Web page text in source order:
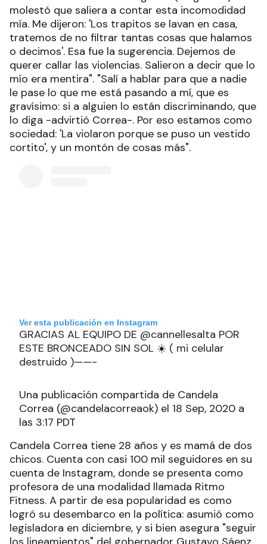
molestó que saliera a contar esta incomodidad
mía. Me dijeron: 'Los trapitos se lavan en casa,
tratemos de no filtrar tantas cosas que halamos
o decimos'. Esa fue la sugerencia. Dejemos de
querer callar las violencias. Salieron a decir que lo
mío era mentira". "Salí a hablar para que a nadie
le pase lo que me está pasando a mí, que es
gravísimo: si a alguien lo están discriminando, que
lo diga -advirtió Correa-. Por eso estamos como
sociedad: 'La violaron porque se puso un vestido
cortito', y un montón de cosas más".
Ver esta publicación en Instagram
GRACIAS AL EQUIPO DE @cannellesalta POR
ESTE BRONCEADO SIN SOL ☀️ ( mi celular
destruido )——-
Una publicación compartida de Candela
Correa (@candelacorreaok) el 18 Sep, 2020 a
las 3:17 PDT
Candela Correa tiene 28 años y es mamá de dos
chicos. Cuenta con casi 100 mil seguidores en su
cuenta de Instagram, donde se presenta como
profesora de una modalidad llamada Ritmo
Fitness. A partir de esa popularidad es como
logró su desembarco en la política: asumió como
legisladora en diciembre, y si bien asegura "seguir